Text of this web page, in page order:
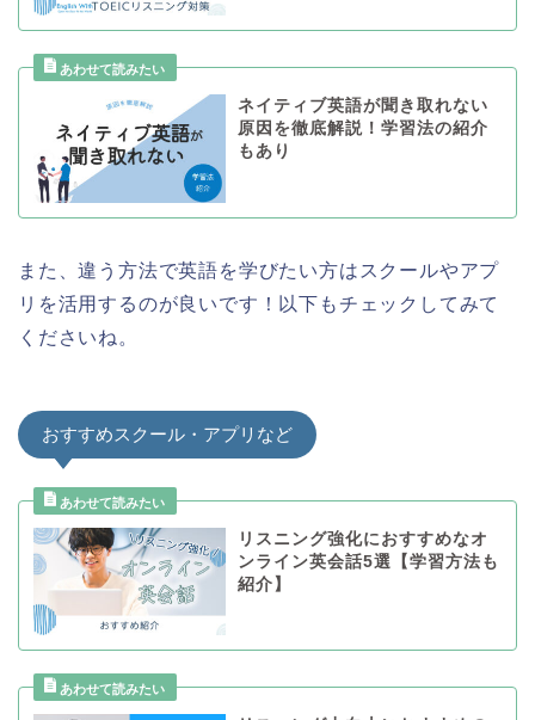
ネイティブ英語が聞き取れない
原因を徹底解説！学習法の紹介
もあり
また、違う方法で英語を学びたい方はスクールやアプ
リを活用するのが良いです！以下もチェックしてみて
くださいね。
おすすめスクール・アプリなど
リスニング強化におすすめなオ
ンライン英会話5選【学習方法も
紹介】